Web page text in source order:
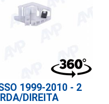
1999-2010 - 2
DIREITA